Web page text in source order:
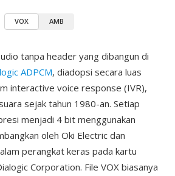
VOX AMB
tanpa header yang dibangun di
ADPCM, diadopsi secara luas
interactive voice response (IVR),
sejak tahun 1980-an. Setiap
menjadi 4 bit menggunakan
oleh Oki Electric dan
perangkat keras pada kartu
Corporation. File VOX biasanya